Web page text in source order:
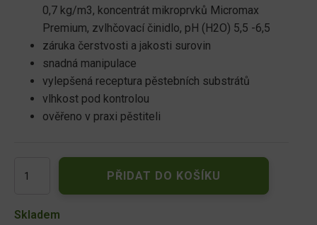
0,7 kg/m3, koncentrát mikroprvků Micromax
Premium, zvlhčovací činidlo, pH (H2O) 5,5 -6,5
záruka čerstvosti a jakosti surovin
snadná manipulace
vylepšená receptura pěstebních substrátů
vlhkost pod kontrolou
ověřeno v praxi pěstiteli
PROFIMIX
-
PŘIDAT DO KOŠÍKU
Skladem